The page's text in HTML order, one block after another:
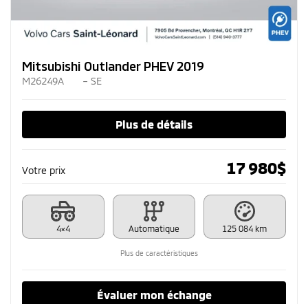
Mitsubishi Outlander PHEV 2019
M26249A – SE
Plus de détails
Votre prix 17 980$
4×4 Automatique 125 084 km
Plus de caractéristiques
Évaluer mon échange